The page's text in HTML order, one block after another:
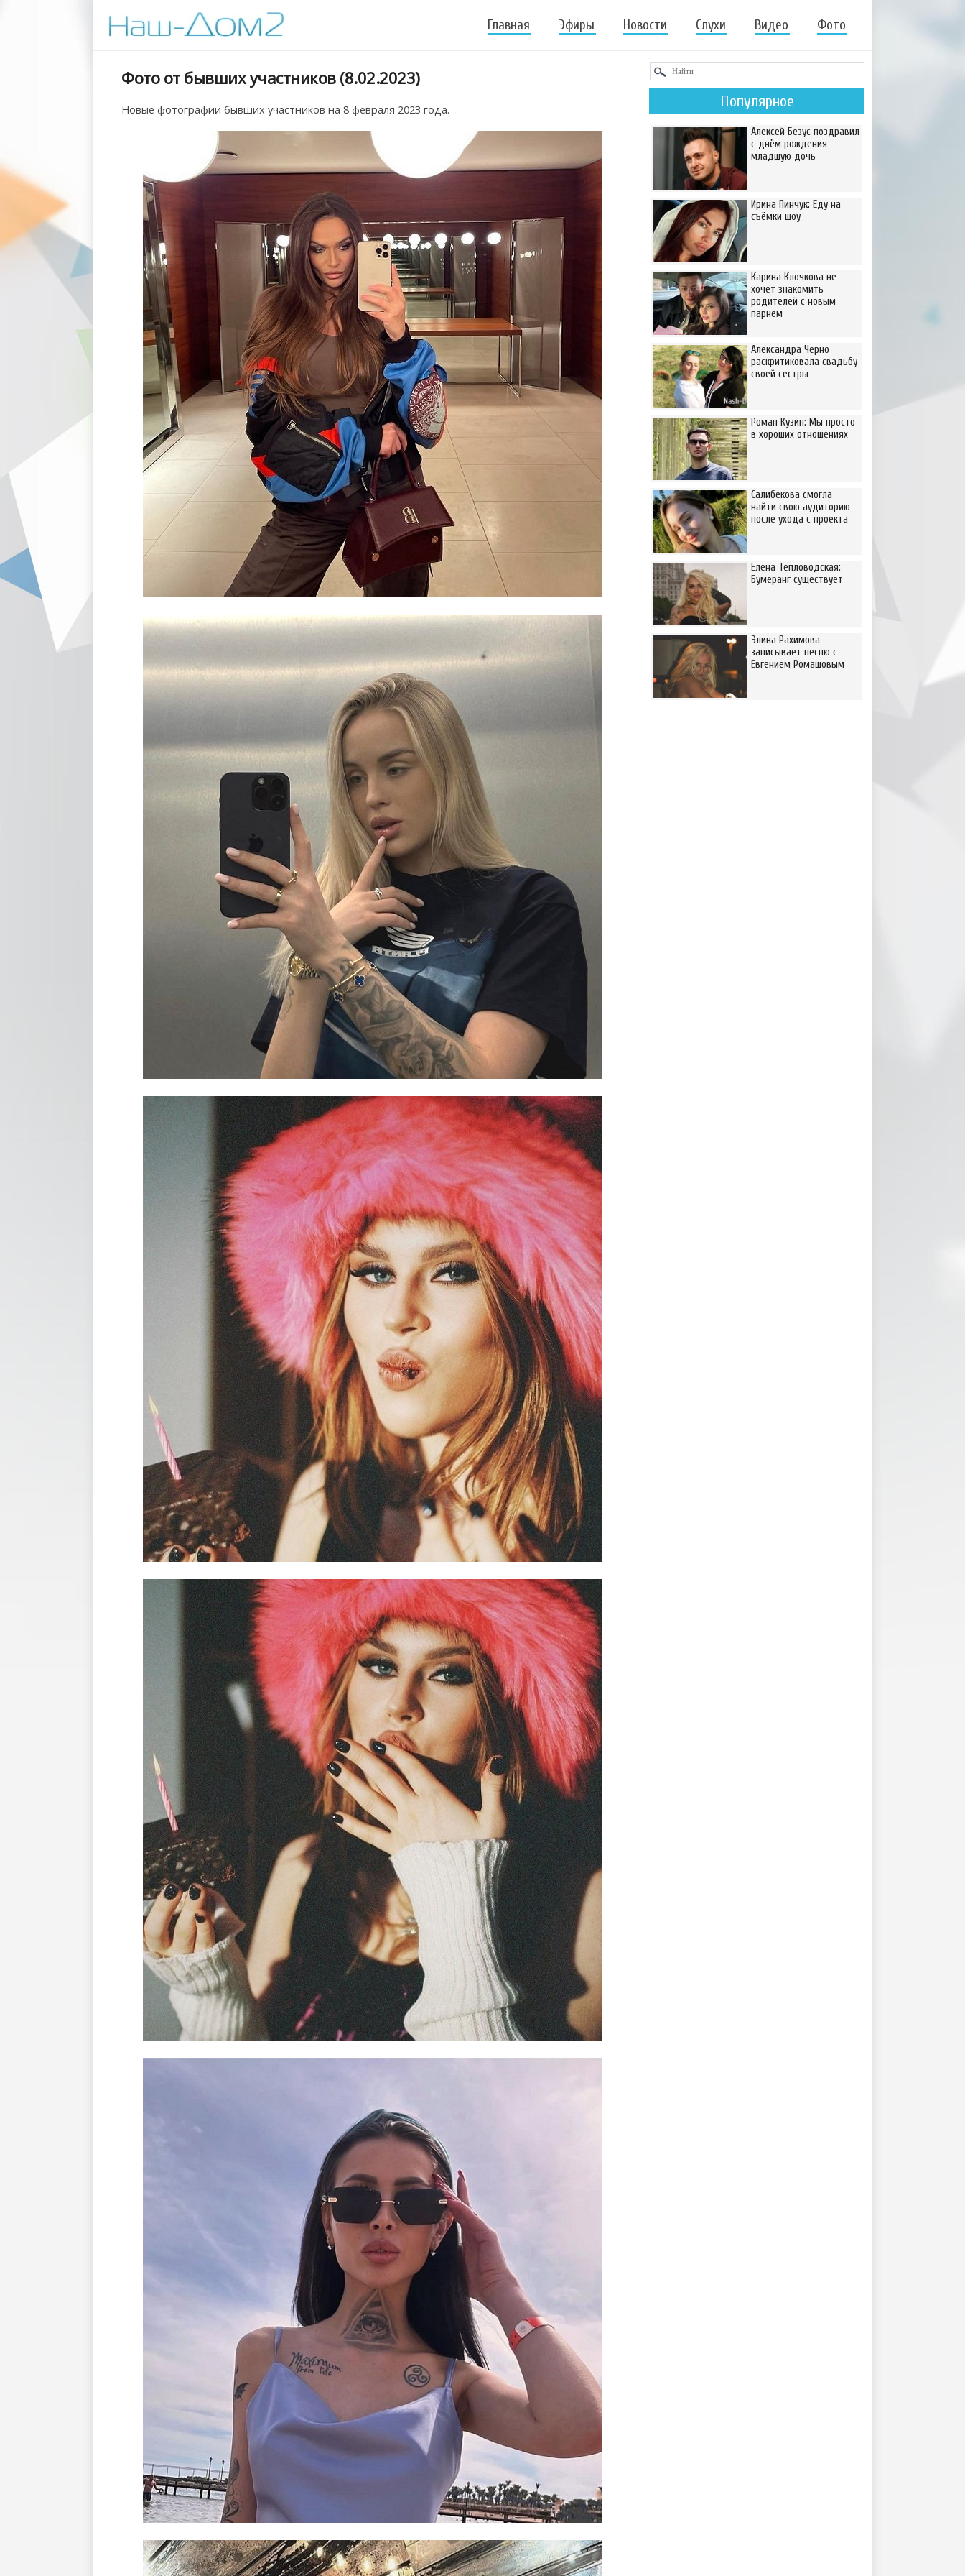
Главная Эфиры Новости Слухи Видео Фото
Фото от бывших участников (8.02.2023)
Новые фотографии бывших участников на 8 февраля 2023 года. Популярное
Алексей Безус поздравил
с днём рождения
младшую дочь
Ирина Пинчук: Еду на
съёмки шоу
Карина Клочкова не
хочет знакомить
родителей с новым
парнем
Александра Черно
раскритиковала свадьбу
своей сестры
Роман Кузин: Мы просто
в хороших отношениях
Салибекова смогла
найти свою аудиторию
после ухода с проекта
Елена Тепловодская:
Бумеранг существует
Элина Рахимова
записывает песню с
Евгением Ромашовым